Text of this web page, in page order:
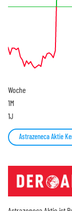
Woche
1M
1J
Astrazeneca Aktie